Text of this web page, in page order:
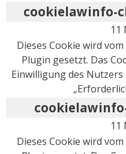
cookielawinfo-
11
Dieses Cookie wird
Plugin gesetzt. Das
Einwilligung des
11
Dieses Cookie wird